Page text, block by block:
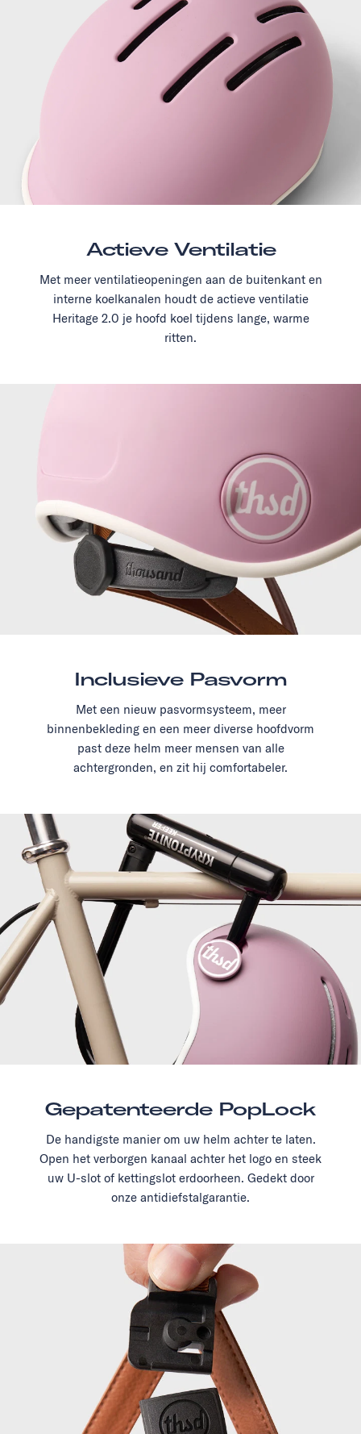
Actieve Ventilatie
Met meer ventilatieopeningen aan de buitenkant en
interne koelkanalen houdt de actieve ventilatie
Heritage 2.0 je hoofd koel tijdens lange, warme
ritten.
Inclusieve Pasvorm
Met een nieuw pasvormsysteem, meer
binnenbekleding en een meer diverse hoofdvorm
past deze helm meer mensen van alle
achtergronden, en zit hij comfortabeler.
Gepatenteerde PopLock
De handigste manier om uw helm achter te laten.
Open het verborgen kanaal achter het logo en steek
uw U-slot of kettingslot erdoorheen. Gedekt door
onze antidiefstalgarantie.